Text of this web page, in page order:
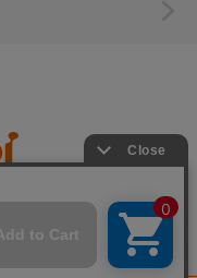
ンを。
式会社